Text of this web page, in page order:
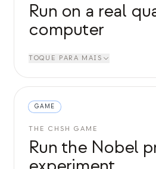
Run on a real
computer
TOQUE PARA MAIS
GAME
THE CHSH GAME
Run the Nobel